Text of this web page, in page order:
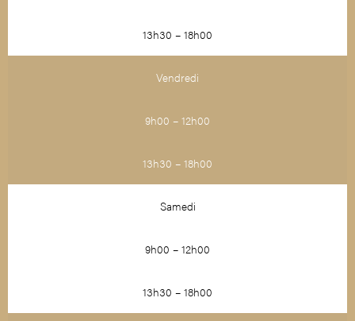
13h30 – 18h00
Vendredi
9h00 – 12h00
13h30 – 18h00
Samedi
9h00 – 12h00
13h30 – 18h00